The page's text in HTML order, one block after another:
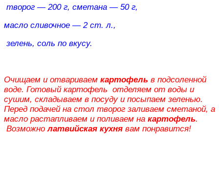
творог — 200 г, сметана — 50 г,
масло сливочное — 2 ст. л.,
зелень, соль по вкусу.
Очищаем и отвариваем картофель в подсоленной
воде. Готовый картофель отделяем от воды и
сушим, складываем в посуду и посыпаем зеленью.
Перед подачей на стол творог заливаем сметаной, а
масло растапливаем и поливаем на картофель.
Возможнолатвийская кухня вам понравится!